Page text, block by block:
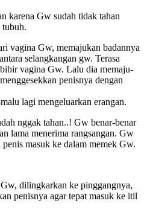
karena Gw sudah tidak tahan
tubuh.
vagina Gw, memajukan badannya
selangkangan gw. Terasa
vagina Gw. Lalu dia memaju-
penisnya dengan
lagi mengeluarkan erangan.
nggak tahan..! Gw benar-benar
lama menerima rangsangan. Gw
masuk ke dalam memek Gw.
dilingkarkan ke pinggangnya,
penisnya agar tepat masuk ke itil